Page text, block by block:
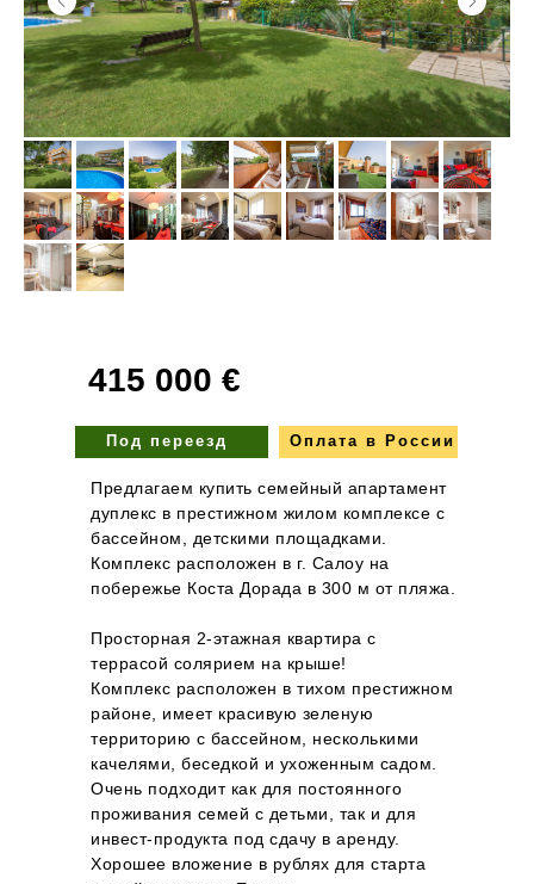
415 000 €
Предлагаем купить семейный апартамент
дуплекс в престижном жилом комплексе с
бассейном, детскими площадками.
Комплекс расположен в г. Салоу на
побережье Коста Дорада в 300 м от пляжа.
Просторная 2-этажная квартира с
террасой солярием на крыше!
Комплекс расположен в тихом престижном
районе, имеет красивую зеленую
территорию с бассейном, несколькими
качелями, беседкой и ухоженным садом.
Очень подходит как для постоянного
проживания семей с детьми, так и для
инвест-продукта под сдачу в аренду.
Хорошее вложение в рублях для старта
Оплата в России
Под переезд